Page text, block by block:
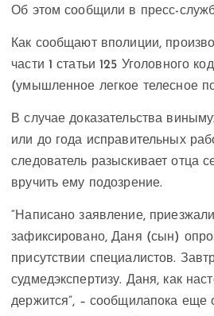
Об этом сообщили в пресс-
Как сообщают вполиции,
части 1 статьи 125 Уголовного
(умышленное легкое телесное
В случае доказательства
или до года исправительных
следователь разыскивает отца
вручить ему подозрение.
“Написано заявление,
зафиксировано, Даня (сын)
присутствии специалистов.
судмедэкспертизу. Даня, как
держится”, – сообщилапока